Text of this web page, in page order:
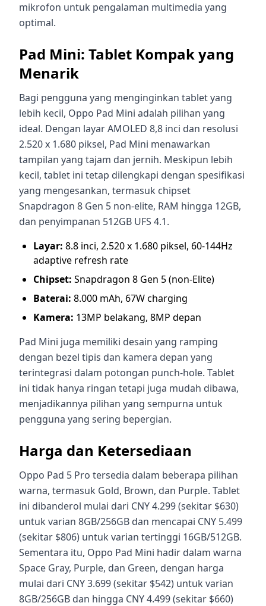
mikrofon untuk pengalaman multimedia yang
optimal.
Pad Mini: Tablet Kompak yang
Menarik
Bagi pengguna yang menginginkan tablet yang
lebih kecil, Oppo Pad Mini adalah pilihan yang
ideal. Dengan layar AMOLED 8,8 inci dan resolusi
2.520 x 1.680 piksel, Pad Mini menawarkan
tampilan yang tajam dan jernih. Meskipun lebih
kecil, tablet ini tetap dilengkapi dengan spesifikasi
yang mengesankan, termasuk chipset
Snapdragon 8 Gen 5 non-elite, RAM hingga 12GB,
dan penyimpanan 512GB UFS 4.1.
Layar: 8.8 inci, 2.520 x 1.680 piksel, 60-144Hz
adaptive refresh rate
Chipset: Snapdragon 8 Gen 5 (non-Elite)
Baterai: 8.000 mAh, 67W charging
Kamera: 13MP belakang, 8MP depan
Pad Mini juga memiliki desain yang ramping
dengan bezel tipis dan kamera depan yang
terintegrasi dalam potongan punch-hole. Tablet
ini tidak hanya ringan tetapi juga mudah dibawa,
menjadikannya pilihan yang sempurna untuk
pengguna yang sering bepergian.
Harga dan Ketersediaan
Oppo Pad 5 Pro tersedia dalam beberapa pilihan
warna, termasuk Gold, Brown, dan Purple. Tablet
ini dibanderol mulai dari CNY 4.299 (sekitar $630)
untuk varian 8GB/256GB dan mencapai CNY 5.499
(sekitar $806) untuk varian tertinggi 16GB/512GB.
Sementara itu, Oppo Pad Mini hadir dalam warna
Space Gray, Purple, dan Green, dengan harga
mulai dari CNY 3.699 (sekitar $542) untuk varian
8GB/256GB dan hingga CNY 4.499 (sekitar $660)